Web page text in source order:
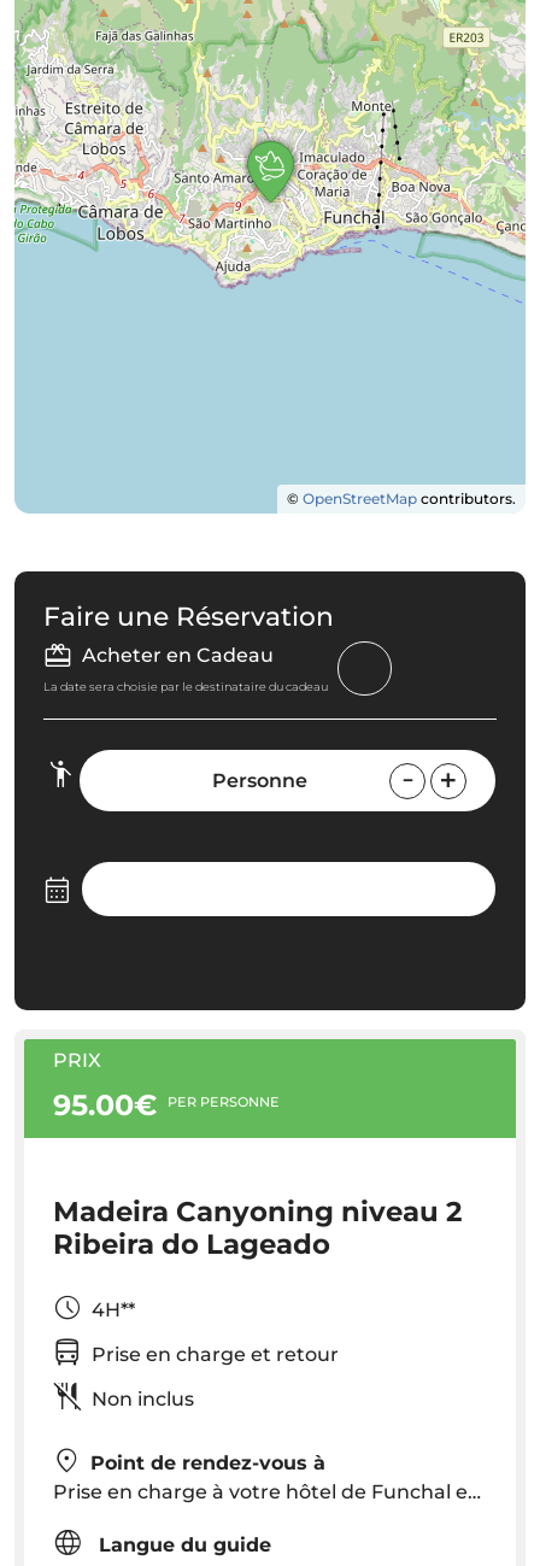
© OpenStreetMap contributors.
Faire une Réservation
Acheter en Cadeau
La date sera choisie par le destinataire du cadeau
Personne
PRIX
95.00€ PER PERSONNE
Madeira Canyoning niveau 2
Ribeira do Lageado
4H**
Prise en charge et retour
Non inclus
Point de rendez-vous à
Prise en charge à votre hôtel de Funchal et Caniço vers 09h00 ou un point de rendez-vous est prévu
Langue du guide